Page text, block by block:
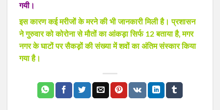
गयी।
इस कारण कई मरीजों के मरने की भी जानकारी मिली है। प्रशासन
ने गुरुवार को कोरोना से मौतों का आंकड़़ा सिर्फ 12 बताया है‚ मगर
नगर के घाटों पर सैकड़़ों की संख्या में शवों का अंतिम संस्कार किया
गया है।